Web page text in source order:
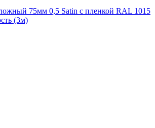
75мм 0,5 Satin с пленкой RAL 1015
(3м)